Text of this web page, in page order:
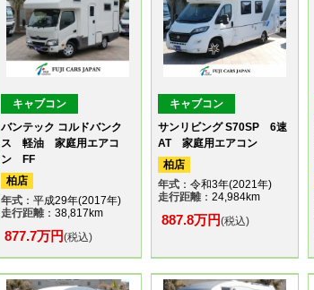
キャブコン
バンテック コルドバンク
ス 軽油 家庭用エアコ
ン FF
柏店
年式：平成29年(2017年)
走行距離：38,817km
877.7万円(税込)
キャブコン
サンリビング S70SP 6速
AT 家庭用エアコン
柏店
年式：令和3年(2021年)
走行距離：24,984km
887.8万円(税込)